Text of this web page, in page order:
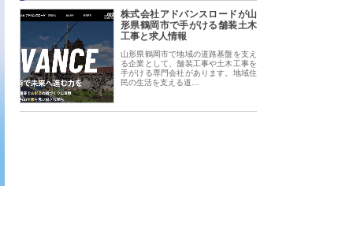
株式会社アドバンスロードが山
形県鶴岡市で手がける舗装土木
工事と求人情報
山形県鶴岡市で地域の道路基盤を支え
る企業として、舗装工事や土木工事を
手がける専門会社があります。地域住
民の生活を支える道…